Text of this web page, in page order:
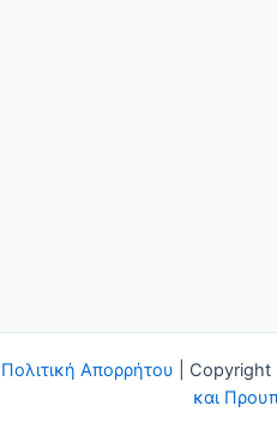
Πολιτική Απορρήτου |
και